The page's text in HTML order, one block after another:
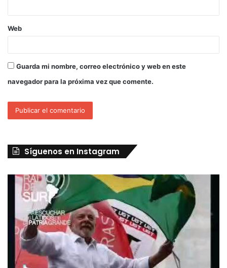
Web
Guarda mi nombre, correo electrónico y web en este
navegador para la próxima vez que comente.
Síguenos en Instagram